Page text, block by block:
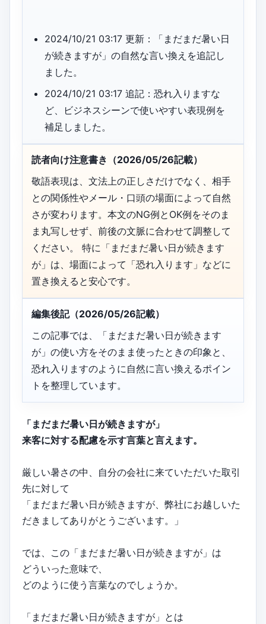
2024/10/21 03:17 更新：「まだまだ暑い日
が続きますが」の自然な言い換えを追記し
ました。
2024/10/21 03:17 追記：恐れ入りますな
ど、ビジネスシーンで使いやすい表現例を
補足しました。
読者向け注意書き（2026/05/26記載）
敬語表現は、文法上の正しさだけでなく、相手
との関係性やメール・口頭の場面によって自然
さが変わります。本文のNG例とOK例をそのま
ま丸写しせず、前後の文脈に合わせて調整して
ください。 特に「まだまだ暑い日が続きます
が」は、場面によって「恐れ入ります」などに
置き換えると安心です。
編集後記（2026/05/26記載）
この記事では、「まだまだ暑い日が続きます
が」の使い方をそのまま使ったときの印象と、
恐れ入りますのように自然に言い換えるポイン
トを整理しています。
「まだまだ暑い日が続きますが」
来客に対する配慮を示す言葉と言えます。
厳しい暑さの中、自分の会社に来ていただいた取引
先に対して
「まだまだ暑い日が続きますが、弊社にお越しいた
だきましてありがとうございます。」
では、この「まだまだ暑い日が続きますが」は
どういった意味で、
どのように使う言葉なのでしょうか。
「まだまだ暑い日が続きますが」とは